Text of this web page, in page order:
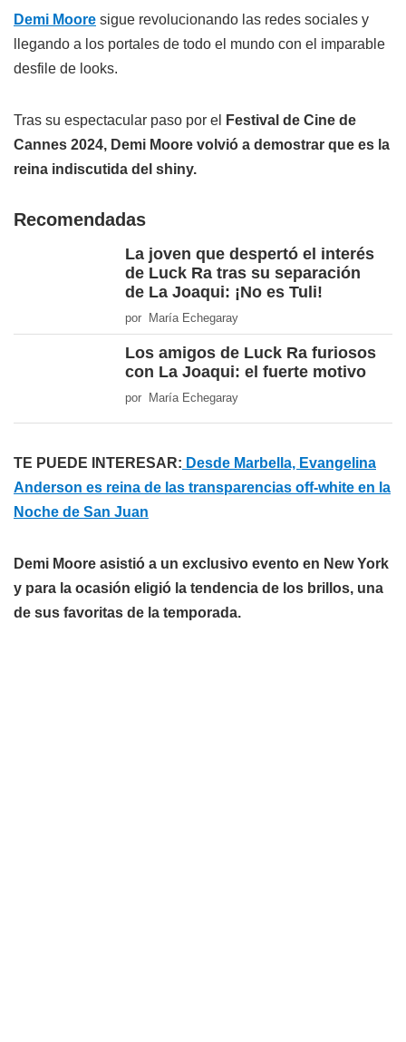
Demi Moore sigue revolucionando las redes sociales y
llegando a los portales de todo el mundo con el imparable
desfile de looks.
Tras su espectacular paso por el
Festival de Cine de
Cannes 2024, Demi Moore volvió a demostrar que es la
reina indiscutida del shiny.
Recomendadas
La joven que despertó el interés
de Luck Ra tras su separación
de La Joaqui: ¡No es Tuli!
por María Echegaray
Los amigos de Luck Ra furiosos
con La Joaqui: el fuerte motivo
por María Echegaray
TE PUEDE INTERESAR: Desde Marbella, Evangelina
Anderson es reina de las transparencias off-white en la
Noche de San Juan
Demi Moore asistió a un exclusivo evento en New York
y para la ocasión eligió la tendencia de los brillos, una
de sus favoritas de la temporada.